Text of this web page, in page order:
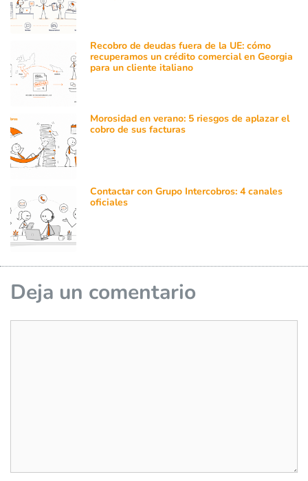
Recobro de deudas fuera de la UE: cómo
recuperamos un crédito comercial en Georgia
para un cliente italiano
Morosidad en verano: 5 riesgos de aplazar el
cobro de sus facturas
Contactar con Grupo Intercobros: 4 canales
oficiales
Deja un comentario